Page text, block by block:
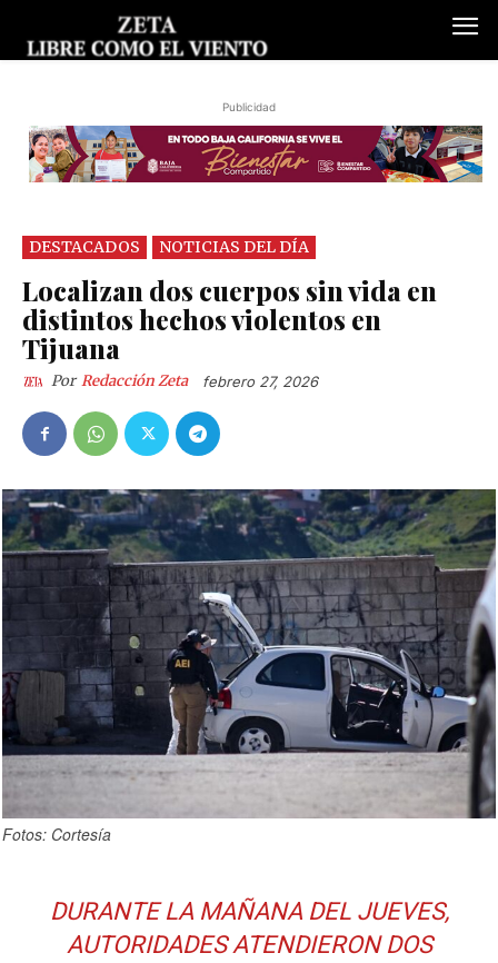
Publicidad
DESTACADOS NOTICIAS DEL DÍA
Localizan dos cuerpos sin vida en
distintos hechos violentos en
Tijuana
Por Redacción Zeta febrero 27, 2026
Fotos: Cortesía
DURANTE LA MAÑANA DEL JUEVES,
AUTORIDADES ATENDIERON DOS